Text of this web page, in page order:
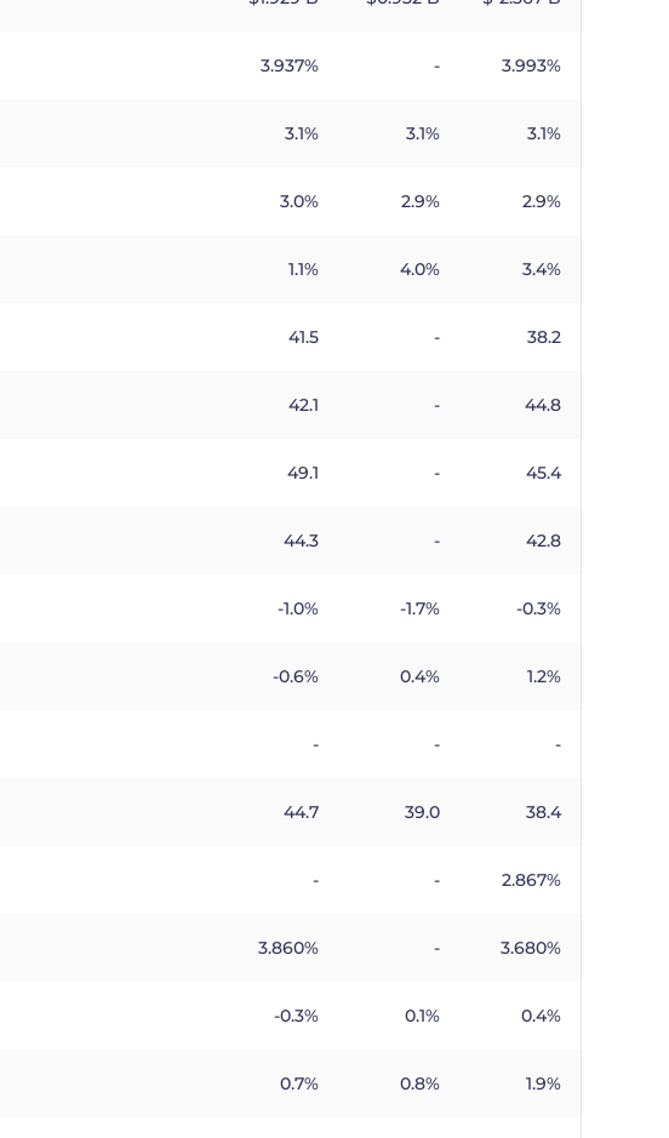
3.937% - 3.993%
3.1% 3.1% 3.1%
3.0% 2.9% 2.9%
1.1% 4.0% 3.4%
41.5 - 38.2
42.1 - 44.8
49.1 - 45.4
44.3 - 42.8
-1.0% -1.7% -0.3%
-0.6% 0.4% 1.2%
- - -
44.7 39.0 38.4
- - 2.867%
3.860% - 3.680%
-0.3% 0.1% 0.4%
0.7% 0.8% 1.9%